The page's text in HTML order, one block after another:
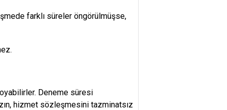
farklı süreler öngörülmüşse,
Deneme süresi
hizmet sözleşmesini tazminatsız